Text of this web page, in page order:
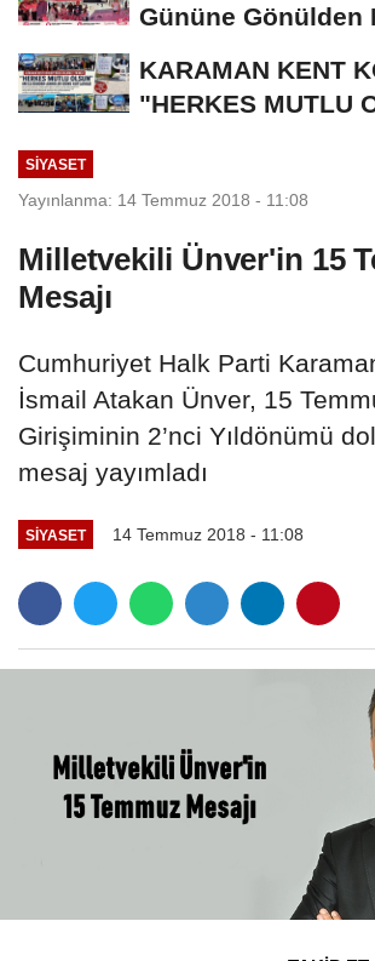
Gününe Gönülden
KARAMAN KENT
"HERKES MUTLU
SIYASET
Yayınlanma: 14 Temmuz 2018 - 11:08
Milletvekili Ünver'in 15
Mesajı
Cumhuriyet Halk Parti
İsmail Atakan Ünver, 15
Girişiminin 2’nci Yıldönümü
mesaj yayımladı
SIYASET 14 Temmuz 2018 - 11:08